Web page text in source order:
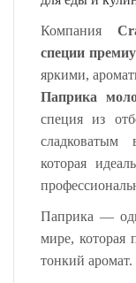
Компания
специи
яркими,
Паприка
специя из
которая
Паприка —
мире, которая
тонкий аромат.